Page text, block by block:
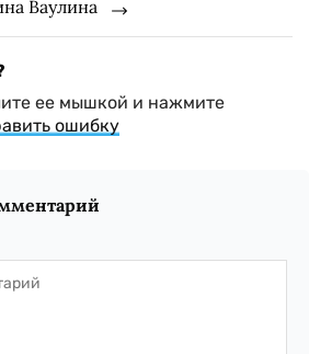
Ваулина
ее мышкой и нажмите
ошибку